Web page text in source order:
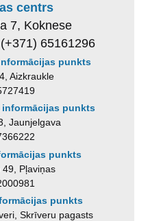
centrs
7, Koknese
65161296
punkts
Aizkraukle
punkts
Jaunjelgava
punkts
49, Pļaviņas
punkts
Skrīveru pagasts